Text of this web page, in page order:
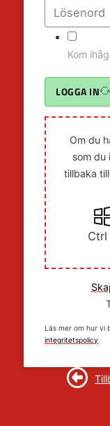
Kom
LOGGA IN
Om du
som du
tillbaka
Ctrl
Läs mer om hur vi
integritetspolicy.